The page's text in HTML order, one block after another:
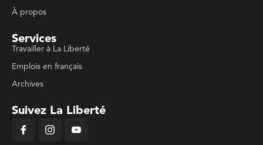
À propos
Services
Travailler à La Liberté
Emplois en français
Archives
Suivez La Liberté